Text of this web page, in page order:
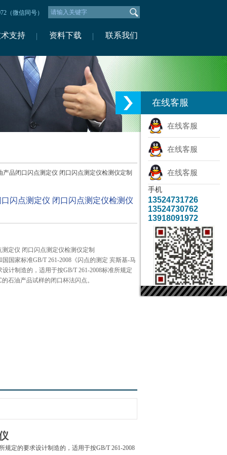
（微信同号）
支持 资料下载 联系我们
产品闭口闪点测定仪 闭口闪点测定仪检测仪定制
闪点测定仪 闭口闪点测定仪检测仪
定仪 闭口闪点测定仪检测仪定制
国家标准GB/T 261-2008《闪点的测定 宾斯基-马
计制造的，适用于按GB/T 261-2008标准所规定
石油产品试样的闭口杯法闪点。
定的要求设计制造的，适用于按GB/T 261-2008
在线客服
在线客服
在线客服
在线客服
手机
13524731726
13524730762
13918091972